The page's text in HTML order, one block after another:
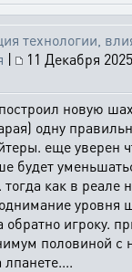
технологии,
|
11 Декабря
новую
одну
еще уверен
будет
как в реале
уровня
обратно игроку.
половиной с